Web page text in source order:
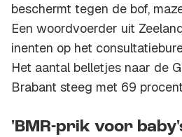
beschermt tegen de bof,
Een woordvoerder uit
inenten op het
Het aantal belletjes naar de
Brabant steeg met 69
'BMR-prik voor